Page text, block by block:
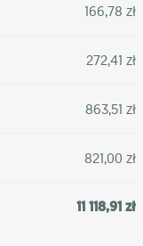
166,78 zł
272,41 zł
863,51 zł
821,00 zł
11 118,91 zł